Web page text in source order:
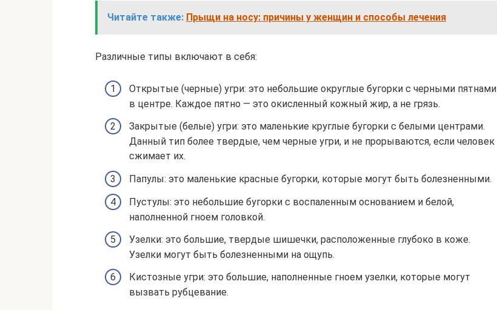
Читайте также: Прыщи на носу: причины у женщин и способы лечения
Различные типы включают в себя:
Открытые (черные) угри: это небольшие округлые бугорки с черными пятнами
в центре. Каждое пятно — это окисленный кожный жир, а не грязь.
Закрытые (белые) угри: это маленькие круглые бугорки с белыми центрами.
Данный тип более твердые, чем черные угри, и не прорываются, если человек
сжимает их.
Папулы: это маленькие красные бугорки, которые могут быть болезненными.
Пустулы: это небольшие бугорки с воспаленным основанием и белой,
наполненной гноем головкой.
Узелки: это большие, твердые шишечки, расположенные глубоко в коже.
Узелки могут быть болезненными на ощупь.
Кистозные угри: это большие, наполненные гноем узелки, которые могут
вызвать рубцевание.